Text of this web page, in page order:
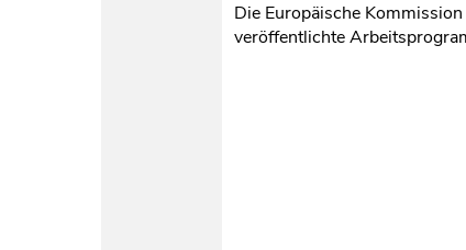
Die Europäische
veröffentlichte